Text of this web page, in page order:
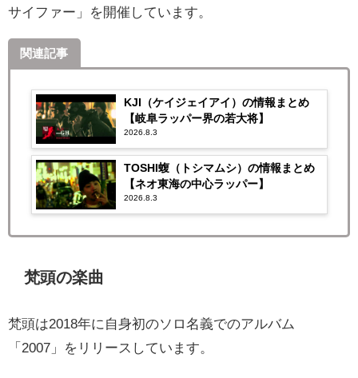
サイファー」を開催しています。
関連記事
KJI（ケイジェイアイ）の情報まとめ
【岐阜ラッパー界の若大将】
2026.8.3
TOSHI蝮（トシマムシ）の情報まとめ
【ネオ東海の中心ラッパー】
2026.8.3
梵頭の楽曲
梵頭は2018年に自身初のソロ名義でのアルバム
「2007」をリリースしています。